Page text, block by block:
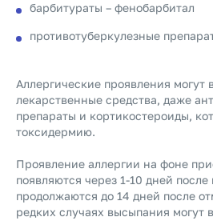
барбитураты – фенобарбитал
противотуберкулезные
Аллергические проявления могут
лекарственные средства, даже
препараты и кортикостероиды,
токсидермию.
Проявление аллергии на фоне
появляются через 1-10 дней
продолжаются до 14 дней после
редких случаях высыпания могут